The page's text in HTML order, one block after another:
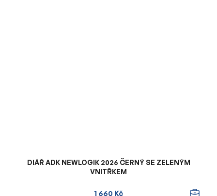
DIÁŘ ADK NEWLOGIK 2026 ČERNÝ SE ZELENÝM
VNITŘKEM
1 660 Kč